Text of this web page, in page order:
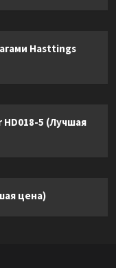
Hasttings
5 (Лучшая
цена)